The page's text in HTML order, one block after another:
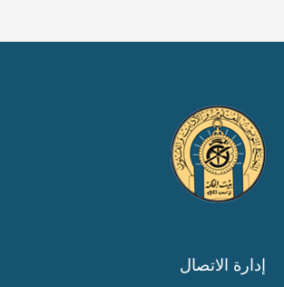
إدارة الاتصال